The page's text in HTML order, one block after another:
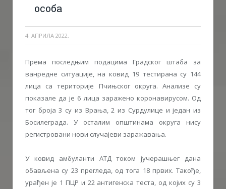
особа
4. АПРИЛА 2022.
Према последњим подацима Градског штаба за
ванредне ситуације, на ковид 19 тестирана су 144
лица са територије Пчињског округа. Анализе су
показале да је 6 лица заражено коронавирусом. Од
тог броја 3 су из Врања, 2 из Сурдулице и један из
Босилеграда. У осталим општинама округа нису
регистровани нови случајеви заражавања.
У ковид амбуланти АТД током јучерашњег дана
обављена су 23 прегледа, од тога 18 првих. Такође,
урађен је 1 ПЦР и 22 антигенска теста, од којих су 3